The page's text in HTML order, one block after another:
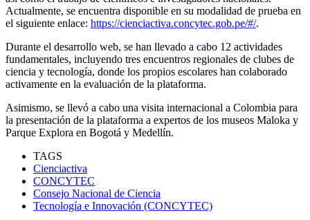
Actualmente, se encuentra disponible en su modalidad de prueba en
el siguiente enlace: https://cienciactiva.concytec.gob.pe/#/.
Durante el desarrollo web, se han llevado a cabo 12 actividades
fundamentales, incluyendo tres encuentros regionales de clubes de
ciencia y tecnología, donde los propios escolares han colaborado
activamente en la evaluación de la plataforma.
Asimismo, se llevó a cabo una visita internacional a Colombia para
la presentación de la plataforma a expertos de los museos Maloka y
Parque Explora en Bogotá y Medellín.
TAGS
Cienciactiva
CONCYTEC
Consejo Nacional de Ciencia
Tecnología e Innovación (CONCYTEC)